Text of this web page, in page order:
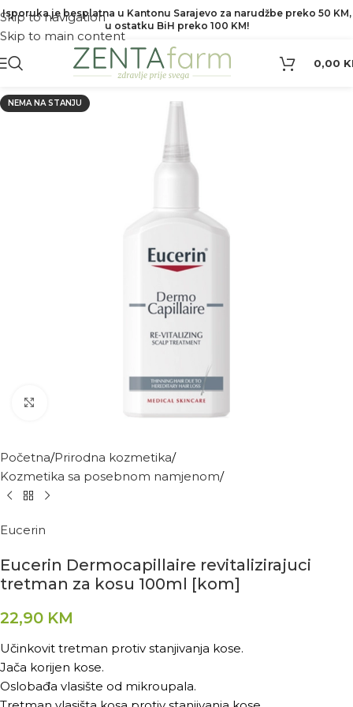
Skip to navigation
Skip to main content
Isporuka je besplatna u Kantonu Sarajevo za narudžbe preko 50 KM,
u ostatku BiH preko 100 KM!
0,00
NEMA NA STANJU
Kliknite za povećanje
Početna Prirodna kozmetika
Kozmetika sa posebnom namjenom
Eucerin
Eucerin Dermocapillaire revitalizirajuci
tretman za kosu 100ml [kom]
22,90 KM
Učinkovit tretman protiv stanjivanja kose.
Jača korijen kose.
Oslobađa vlasište od mikroupala.